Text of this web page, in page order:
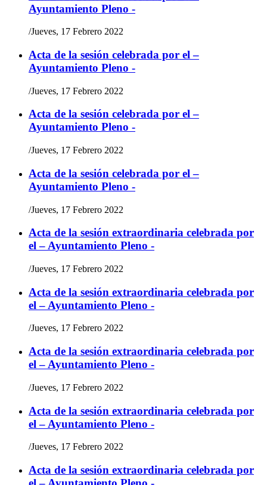
Ayuntamiento Pleno -
/Jueves, 17 Febrero 2022
Acta de la sesión celebrada por el –
Ayuntamiento Pleno -
/Jueves, 17 Febrero 2022
Acta de la sesión celebrada por el –
Ayuntamiento Pleno -
/Jueves, 17 Febrero 2022
Acta de la sesión celebrada por el –
Ayuntamiento Pleno -
/Jueves, 17 Febrero 2022
Acta de la sesión extraordinaria celebrada por
el – Ayuntamiento Pleno -
/Jueves, 17 Febrero 2022
Acta de la sesión extraordinaria celebrada por
el – Ayuntamiento Pleno -
/Jueves, 17 Febrero 2022
Acta de la sesión extraordinaria celebrada por
el – Ayuntamiento Pleno -
/Jueves, 17 Febrero 2022
Acta de la sesión extraordinaria celebrada por
el – Ayuntamiento Pleno -
/Jueves, 17 Febrero 2022
Acta de la sesión extraordinaria celebrada por